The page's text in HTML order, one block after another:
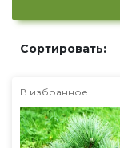
Сортировать:
В избранное